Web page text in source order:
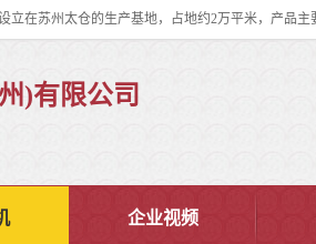
)有限公司
企业视频